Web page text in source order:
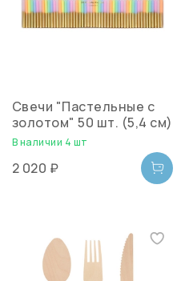
Свечи "Пастельные с
золотом" 50 шт. (5,4 см)
В наличии 4 шт
2 020 ₽